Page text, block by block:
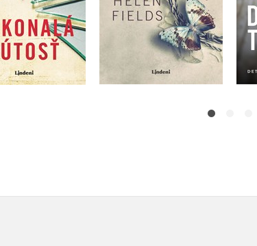
Do košíku
455 Kč
Do košíku
549 Kč
439 Kč